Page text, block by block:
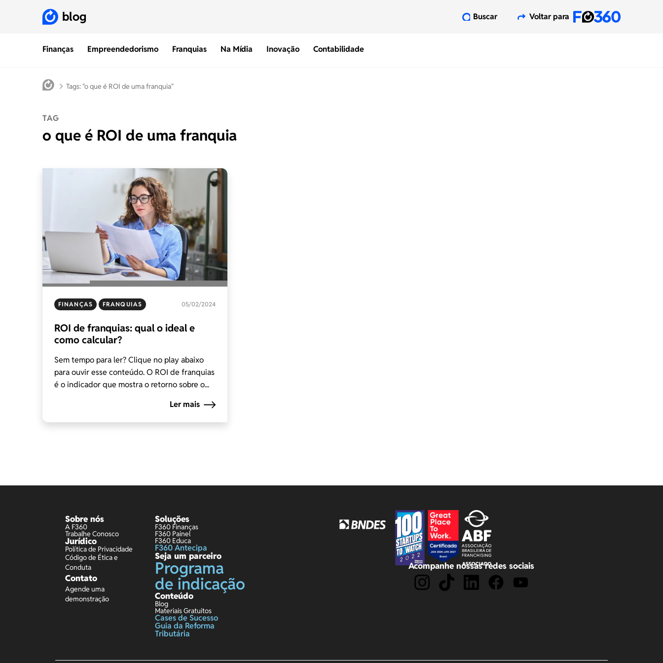
Finanças Empreendedorismo Franquias Na Mídia Inovação Contabilidade
blog Buscar Voltar para
Tags: "o que é ROI de uma franquia"
TAG
o que é ROI de uma franquia
FINANÇAS FRANQUIAS 05/02/2024
ROI de franquias: qual o ideal e
como calcular?
Sem tempo para ler? Clique no play abaixo
para ouvir esse conteúdo. O ROI de franquias
é o indicador que mostra o retorno sobre o...
Ler mais
Sobre nós
A F360
Trabalhe Conosco
Jurídico
Política de Privacidade
Código de Ética e
Conduta
Contato
Agende uma
demonstração
Soluções
F360 Finanças
F360 Painel
F360 Educa
F360 Antecipa
Seja um parceiro
Programa
de indicação
Conteúdo
Blog
Materiais Gratuitos
Cases de Sucesso
Guia da Reforma
Tributária
Acompanhe nossas redes sociais